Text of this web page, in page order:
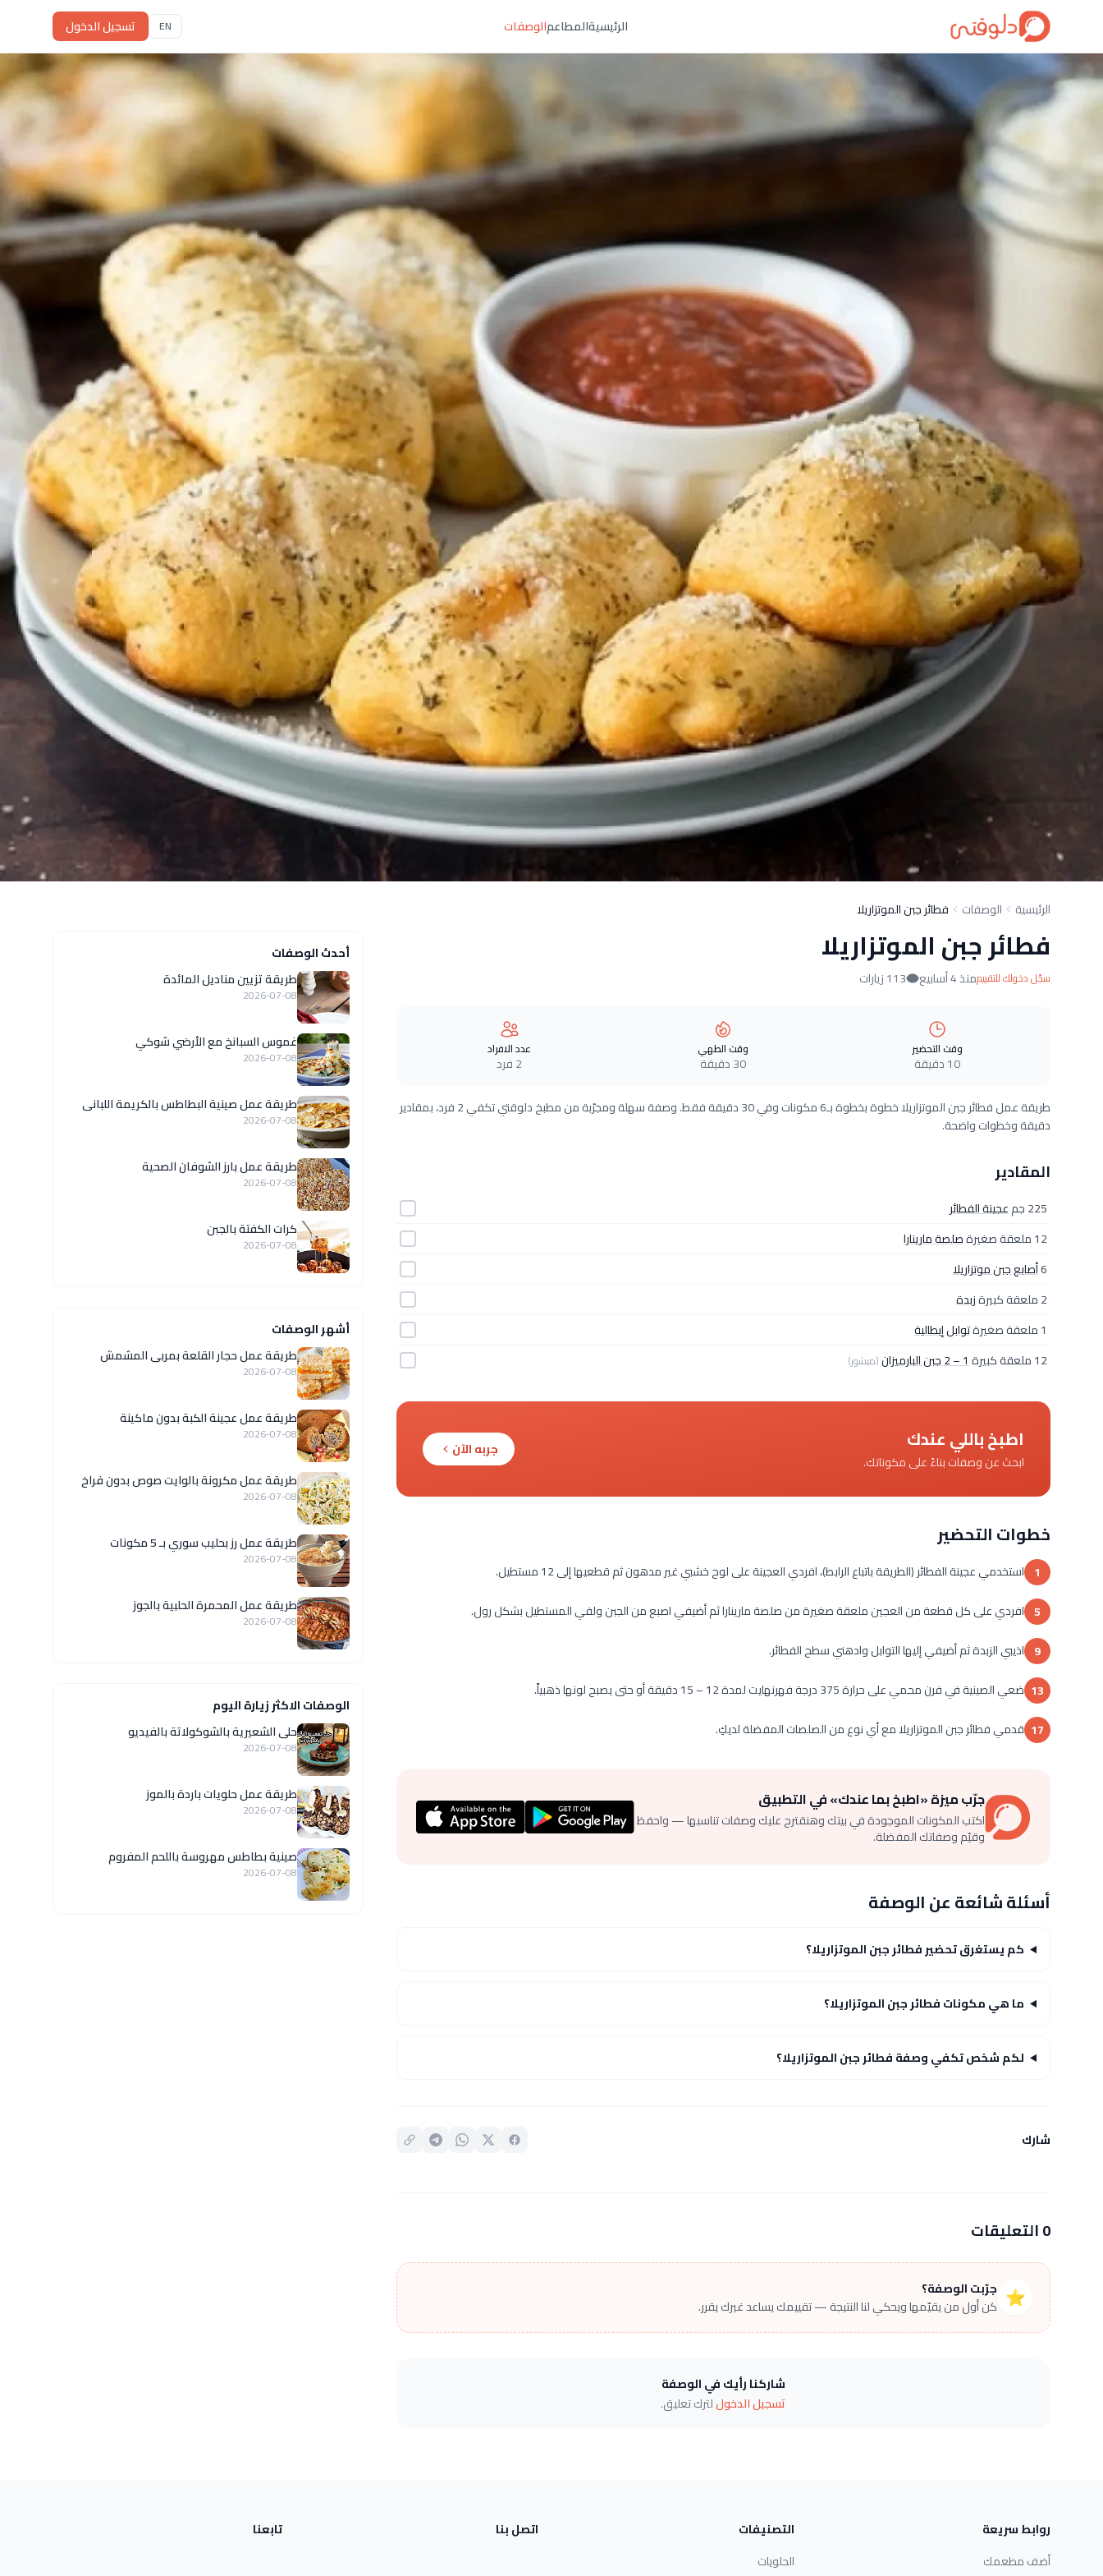
الرئيسيةالمطاعمالوصفات EN تسجيل الدخول
الرئيسية الوصفات فطائر جبن الموتزاريلا
فطائر جبن الموتزاريلا
سجّل دخولك للتقييممنذ 4 أسابيع 113 زيارات
وقت التحضير
10 دقيقة
وقت الطهي
30 دقيقة
عدد الافراد
2 فرد
طريقة عمل فطائر جبن الموتزاريلا خطوة بخطوة بـ6 مكونات وفي 30 دقيقة فقط. وصفة سهلة ومجرّبة من مطبخ دلوقتي تكفي 2 فرد، بمقادير
دقيقة وخطوات واضحة.
المقادير
225 جم
عجينة الفطائر
12 ملعقة صغيرة
صلصة مارينارا
6أصابع جبن موتزاريلا
2 ملعقة كبيرة
زبدة
1 ملعقة صغيرة
توابل إيطالية
12 ملعقة كبيرة
1 – 2 جبن البارميزان (مبشور)
اطبخ باللي عندك
ابحث عن وصفات بناءً على مكوناتك.
جربه الآن
خطوات التحضير
1 استخدمي عجينة الفطائر (الطريقة باتباع الرابط)، افردي العجينة على لوح خشبي غير مدهون ثم قطعيها إلى 12 مستطيل.
5 افردي على كل قطعة من العجين ملعقة صغيرة من صلصة مارينارا ثم أضيفي اصبع من الجبن ولفي المستطيل بشكل رول.
9 اذيبي الزبدة ثم أضيفي إليها التوابل وادهني سطح الفطائر.
13 ضعي الصينية في فرن محمي على حرارة 375 درجة فهرنهايت لمدة 12 – 15 دقيقة أو حتى يصبح لونها ذهبياً.
17 قدمي فطائر جبن الموتزاريلا مع أي نوع من الصلصات المفضلة لديكِ.
جرّب ميزة «اطبخ بما عندك» في التطبيق
اكتب المكونات الموجودة في بيتك وهنقترح عليك وصفات تناسبها — واحفظ
وقيّم وصفاتك المفضلة.
أسئلة شائعة عن الوصفة
كم يستغرق تحضير فطائر جبن الموتزاريلا؟
ما هي مكونات فطائر جبن الموتزاريلا؟
لكم شخص تكفي وصفة فطائر جبن الموتزاريلا؟
شارك
0 التعليقات
⭐ جرّبت الوصفة؟
كن أول من يقيّمها ويحكي لنا النتيجة — تقييمك يساعد غيرك يقرر.
شاركنا رأيك في الوصفة
تسجيل الدخوللترك تعليق.
أحدث الوصفات
طريقة تزيين مناديل المائدة
2026-07-08
غموس السبانخ مع الأرضي شوكي
2026-07-08
طريقة عمل صينية البطاطس بالكريمة اللبانى
2026-07-08
طريقة عمل بارز الشوفان الصحية
2026-07-08
كرات الكفتة بالجبن
2026-07-08
أشهر الوصفات
طريقة عمل حجار القلعة بمربى المشمش
2026-07-08
طريقة عمل عجينة الكبة بدون ماكينة
2026-07-08
طريقة عمل مكرونة بالوايت صوص بدون فراخ
2026-07-08
طريقة عمل رز بحليب سوري بـ 5 مكونات
2026-07-08
طريقة عمل المحمرة الحلبية بالجوز
2026-07-08
الوصفات الاكثر زيارة اليوم
حلى الشعيرية بالشوكولاتة بالفيديو
2026-07-08
طريقة عمل حلويات باردة بالموز
2026-07-08
صينية بطاطس مهروسة باللحم المفروم
2026-07-08
روابط سريعة
أضف مطعمك
التصنيفات
الحلويات
اتصل بنا تابعنا